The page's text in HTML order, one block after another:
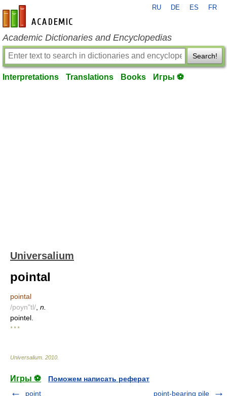
en-academic.com
RU DE ES FR
Academic Dictionaries and Encyclopedias
Search!
Interpretations Translations Books Игры ⚽
Universalium
pointal
pointal
/poyn"tl/ n.
pointel.
* * *
Universalium 2010
Игры ⚽
Поможем написать реферат
point
point-bearing pile